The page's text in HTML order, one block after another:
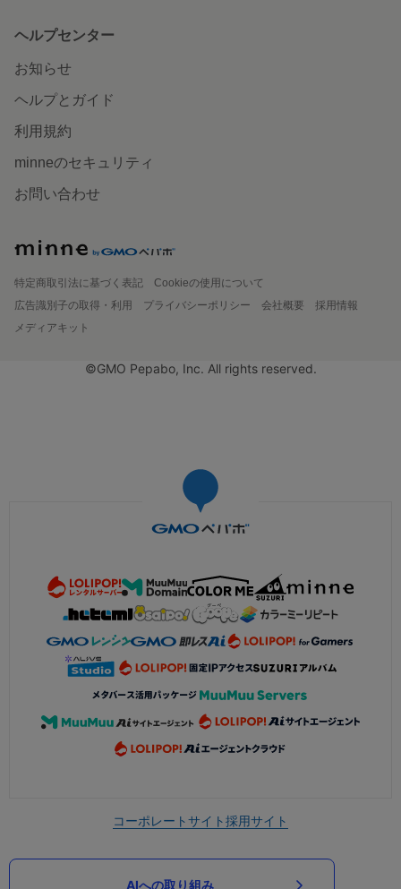
ヘルプセンター
お知らせ
ヘルプとガイド
利用規約
minneのセキュリティ
お問い合わせ
特定商取引法に基づく表記
Cookieの使用について
広告識別子の取得・利用
プライバシーポリシー 会社概要
採用情報
メディアキット
©GMO Pepabo, Inc. All rights reserved.
コーポレートサイト採用サイト
AIへの取り組み